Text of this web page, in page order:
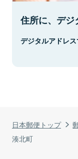
日本郵便トップ
湊北町
住所に、デジ
デジタルアドレス